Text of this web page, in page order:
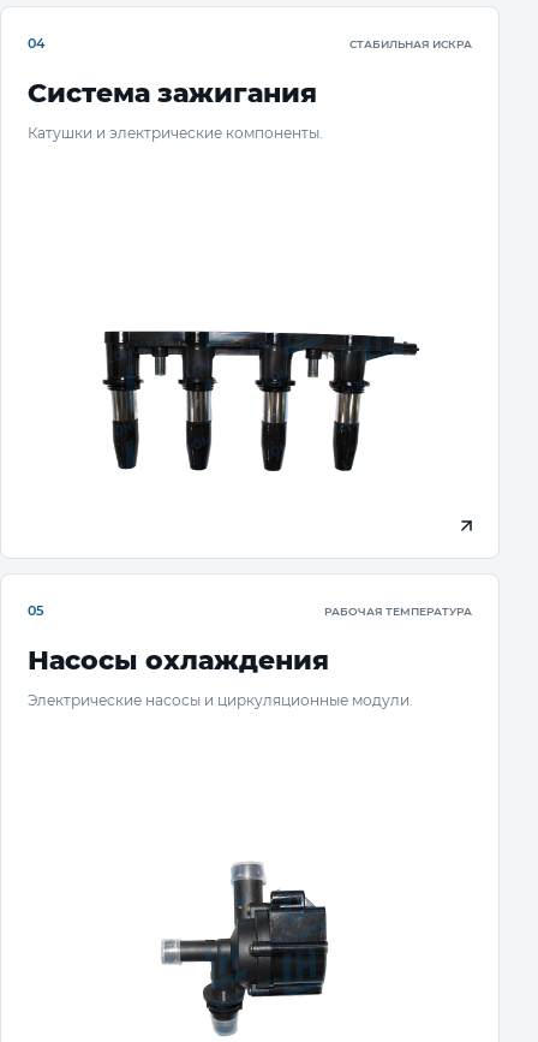
04 СТАБИЛЬНАЯ ИСКРА
Система зажигания
Катушки и электрические компоненты.
05 РАБОЧАЯ ТЕМПЕРАТУРА
Насосы охлаждения
Электрические насосы и циркуляционные модули.